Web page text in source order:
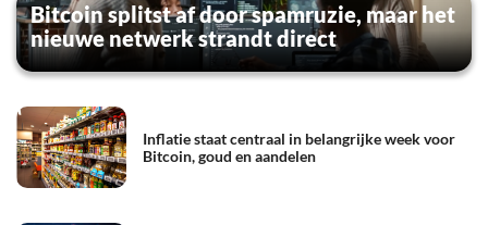
Bitcoin splitst af door spamruzie, maar het
nieuwe netwerk strandt direct
Inflatie staat centraal in belangrijke week voor
Bitcoin, goud en aandelen